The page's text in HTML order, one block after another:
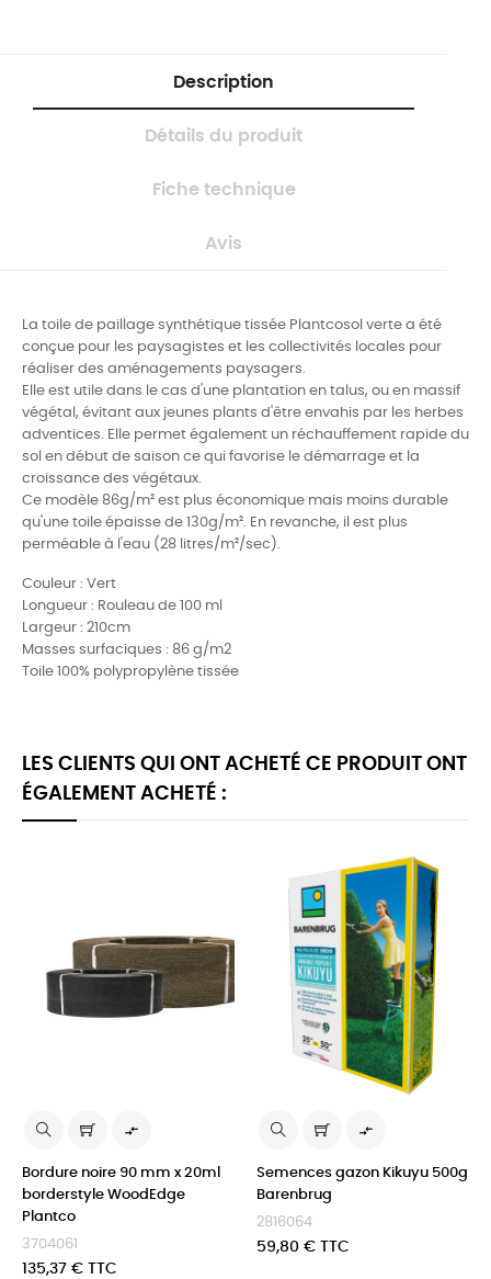
Description
Détails du produit
Fiche technique
Avis
La toile de paillage synthétique tissée Plantcosol verte a été
conçue pour les paysagistes et les collectivités locales pour
réaliser des aménagements paysagers.
Elle est utile dans le cas d'une plantation en talus, ou en massif
végétal, évitant aux jeunes plants d'être envahis par les herbes
adventices. Elle permet également un réchauffement rapide du
sol en début de saison ce qui favorise le démarrage et la
croissance des végétaux.
Ce modèle 86g/m² est plus économique mais moins durable
qu'une toile épaisse de 130g/m². En revanche, il est plus
perméable à l'eau (28 litres/m²/sec).
Couleur : Vert
Longueur : Rouleau de 100 ml
Largeur : 210cm
Masses surfaciques : 86 g/m2
Toile 100% polypropylène tissée
LES CLIENTS QUI ONT ACHETÉ CE PRODUIT ONT
ÉGALEMENT ACHETÉ :

Bordure noire 90 mm x 20ml
borderstyle WoodEdge
Plantco
3704061
Prix
135,37 € TTC

Semences gazon Kikuyu 500g
Barenbrug
2816064
Prix
59,80 € TTC